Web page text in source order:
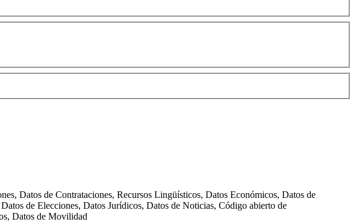
Datos de Contrataciones, Recursos Lingüísticos, Datos Económicos, Datos de
de Elecciones, Datos Jurídicos, Datos de Noticias, Código abierto de
Datos de Movilidad